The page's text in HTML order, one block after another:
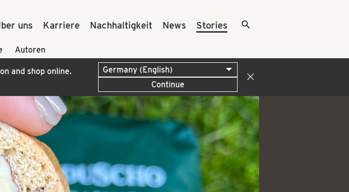
uns Karriere Nachhaltigkeit News Stories
Autoren
and shop online.
Continue